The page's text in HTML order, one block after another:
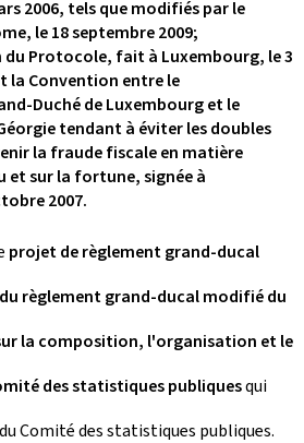
2006, tels que modifiés par le
le 18 septembre 2009;
Protocole, fait à Luxembourg, le 3
la Convention entre le
Duché de Luxembourg et le
tendant à éviter les doubles
la fraude fiscale en matière
et sur la fortune, signée à
2007.
projet de règlement grand-ducal
règlement grand-ducal modifié du
la composition, l'organisation et le
des statistiques publiquesqui
Comité des statistiques publiques.